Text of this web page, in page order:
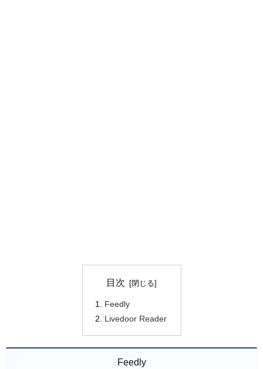
目次
Feedly
Livedoor Reader
Feedly